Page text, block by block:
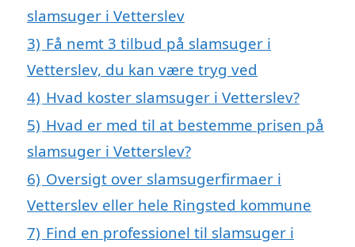
slamsuger i Vetterslev
3) Få nemt 3 tilbud på slamsuger i
Vetterslev, du kan være tryg ved
4) Hvad koster slamsuger i Vetterslev?
5) Hvad er med til at bestemme prisen på
slamsuger i Vetterslev?
6) Oversigt over slamsugerfirmaer i
Vetterslev eller hele Ringsted kommune
7) Find en professionel til slamsuger i